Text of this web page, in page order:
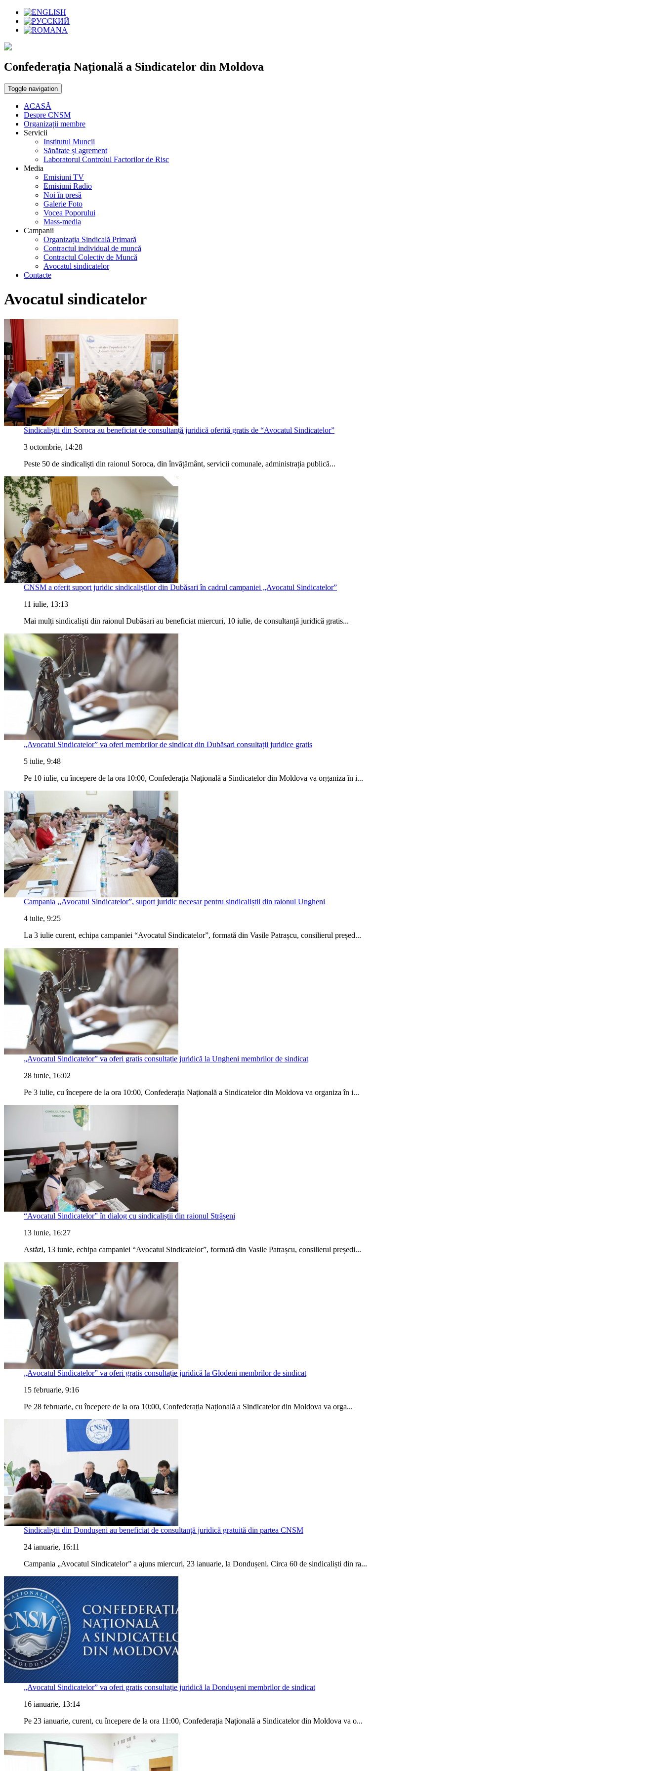
Confederația Națională a Sindicatelor din Moldova
Toggle navigation
ACASĂ
Despre CNSM
Organizații membre
Servicii
Institutul Muncii
Sănătate și agrement
Laboratorul Controlul Factorilor de Risc
Media
Emisiuni TV
Emisiuni Radio
Noi în presă
Galerie Foto
Vocea Poporului
Mass-media
Campanii
Organizația Sindicală Primară
Contractul individual de muncă
Contractul Colectiv de Muncă
Avocatul sindicatelor
Contacte
Avocatul sindicatelor
Sindicaliștii din Soroca au beneficiat de consultanță juridică oferită gratis de “Avocatul Sindicatelor”
3 octombrie, 14:28
Peste 50 de sindicaliști din raionul Soroca, din învățământ, servicii comunale, administrația publică...
CNSM a oferit suport juridic sindicaliștilor din Dubăsari în cadrul campaniei „Avocatul Sindicatelor”
11 iulie, 13:13
Mai mulți sindicaliști din raionul Dubăsari au beneficiat miercuri, 10 iulie, de consultanță juridică gratis...
„Avocatul Sindicatelor” va oferi membrilor de sindicat din Dubăsari consultații juridice gratis
5 iulie, 9:48
Pe 10 iulie, cu începere de la ora 10:00, Confederația Națională a Sindicatelor din Moldova va organiza în i...
Campania ,,Avocatul Sindicatelor”, suport juridic necesar pentru sindicaliștii din raionul Ungheni
4 iulie, 9:25
La 3 iulie curent, echipa campaniei “Avocatul Sindicatelor”, formată din Vasile Patrașcu, consilierul președ...
„Avocatul Sindicatelor” va oferi gratis consultație juridică la Ungheni membrilor de sindicat
28 iunie, 16:02
Pe 3 iulie, cu începere de la ora 10:00, Confederația Națională a Sindicatelor din Moldova va organiza în i...
“Avocatul Sindicatelor” în dialog cu sindicaliștii din raionul Strășeni
13 iunie, 16:27
Astăzi, 13 iunie, echipa campaniei “Avocatul Sindicatelor”, formată din Vasile Patrașcu, consilierul președi...
„Avocatul Sindicatelor” va oferi gratis consultație juridică la Glodeni membrilor de sindicat
15 februarie, 9:16
Pe 28 februarie, cu începere de la ora 10:00, Confederația Națională a Sindicatelor din Moldova va orga...
Sindicaliștii din Dondușeni au beneficiat de consultanță juridică gratuită din partea CNSM
24 ianuarie, 16:11
Campania „Avocatul Sindicatelor” a ajuns miercuri, 23 ianuarie, la Dondușeni. Circa 60 de sindicaliști din ra...
„Avocatul Sindicatelor” va oferi gratis consultație juridică la Dondușeni membrilor de sindicat
16 ianuarie, 13:14
Pe 23 ianuarie, curent, cu începere de la ora 11:00, Confederația Națională a Sindicatelor din Moldova va o...